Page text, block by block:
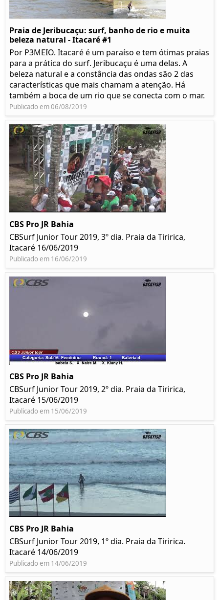
Praia de Jeribucaçu: surf, banho de rio e muita
beleza natural - Itacaré #1
Por P3MEIO. Itacaré é um paraíso e tem ótimas praias
para a prática do surf. Jeribucaçu é uma delas. A
beleza natural e a constância das ondas são 2 das
características que mais chamam a atenção. Há
também a boca de um rio que se conecta com o mar.
Publicado em 06/08/2019
CBS Pro JR Bahia
CBSurf Junior Tour 2019, 3º dia. Praia da Tiririca,
Itacaré 16/06/2019
Publicado em 16/06/2019
CBS Pro JR Bahia
CBSurf Junior Tour 2019, 2º dia. Praia da Tiririca,
Itacaré 15/06/2019
Publicado em 15/06/2019
CBS Pro JR Bahia
CBSurf Junior Tour 2019, 1º dia. Praia da Tiririca.
Itacaré 14/06/2019
Publicado em 14/06/2019